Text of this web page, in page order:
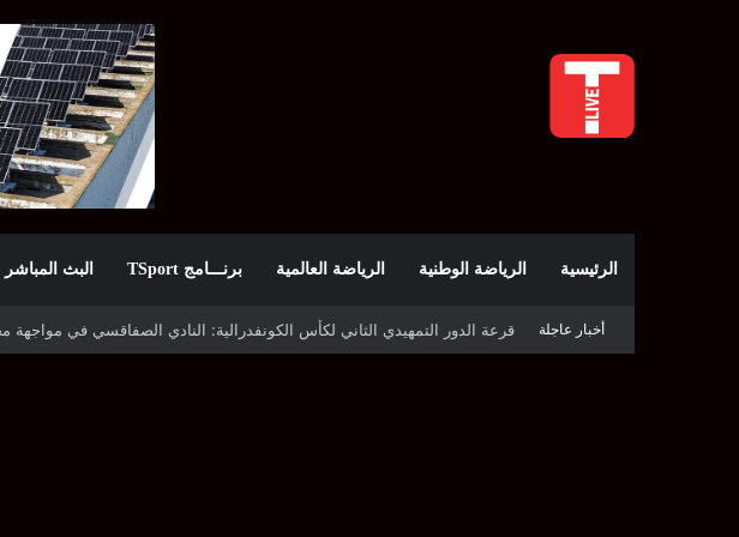
الرئيسية الرياضة الوطنية الرياضة العالمية برنـــامج TSport البث المباشر
أخبار عاجلة قرعة كأس الكونفدرالية: النادي الصفاقسي يواجه شوتينغ ستارز النيجيري